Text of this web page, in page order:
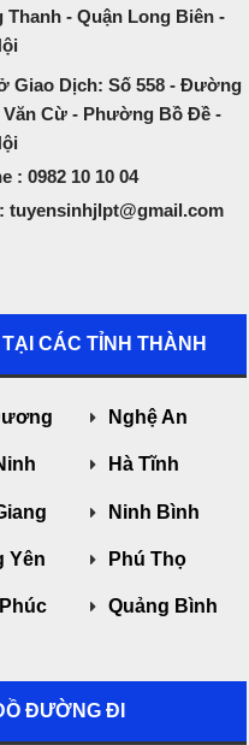
- Quận Long Biên -
Giao Dịch: Số 558 - Đường
Văn Cừ - Phường Bồ Đề -
: 0982 10 10 04
tuyensinhjlpt@gmail.com
CÁC TỈNH THÀNH
Nghệ An
Hà Tĩnh
Ninh Bình
Yên Phú Thọ
Quảng Bình
ĐƯỜNG ĐI